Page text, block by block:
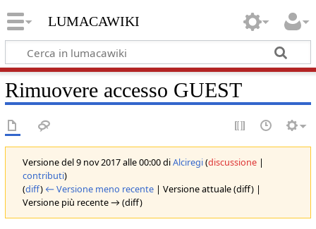
lumacawiki
Rimuovere accesso GUEST
Versione del 9 nov 2017 alle 00:00 diAlciregi(discussione|
contributi)
(diff) ← Versione meno recente| Versione attuale (diff) |
Versione più recente → (diff)